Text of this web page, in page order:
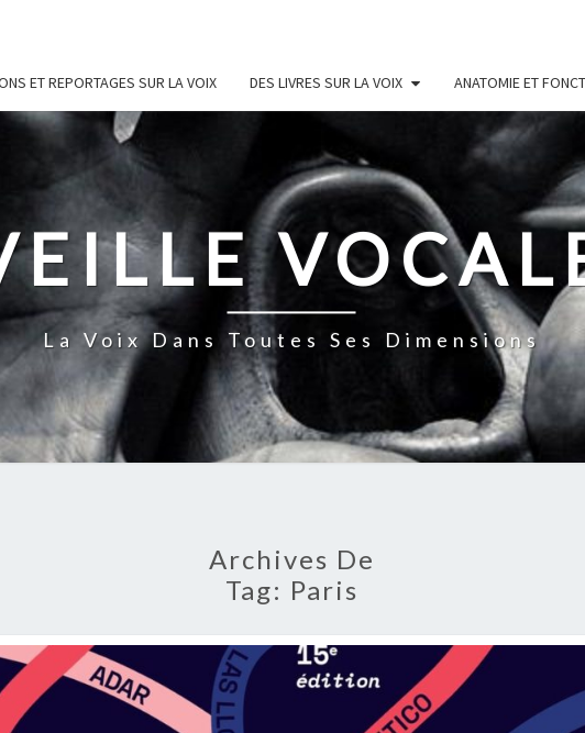
ET REPORTAGES SUR LA VOIX DES LIVRES SUR LA VOIX ANATOMIE ET
La Voix Dans Toutes Ses Dimensions
Archives De
Tag: Paris